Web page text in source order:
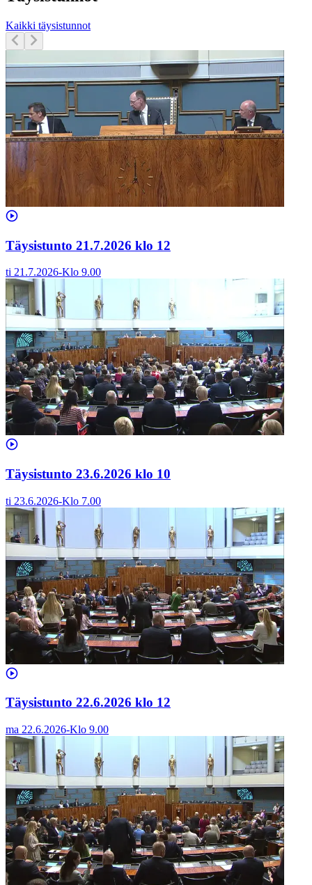
Kaikki täysistunnot
Täysistunto 21.7.2026 klo 12
ti 21.7.2026-Klo 9.00
Täysistunto 23.6.2026 klo 10
ti 23.6.2026-Klo 7.00
Täysistunto 22.6.2026 klo 12
ma 22.6.2026-Klo 9.00